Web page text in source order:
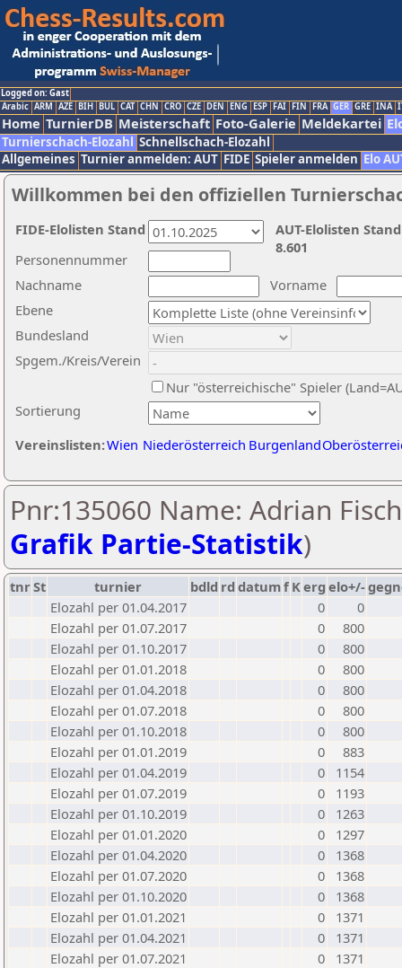
Logged on: Gast
Arabic ARM AZE BIH BUL CAT CHN CRO CZE DEN ENG ESP FAI FIN FRA GER GRE INA
Home TurnierDB Meisterschaft Foto-Galerie Meldekartei
Turnierschach-Elozahl Schnellschach-Elozahl
Allgemeines Turnier anmelden: AUT FIDE Spieler anmelden Elo
Willkommen bei den offiziellen
Nachname
Vorname
Ebene
Sortierung
Personennummer
Bundesland
Spgem./Kreis/Verein
Nur "österreichische" Spieler
Vereinslisten:Wien Niederösterreich Burgenland
AUT-Elolisten
8.601
FIDE-Elolisten Stand
Pnr:135060 Name: Adrian
Grafik Partie-Statistik)
tnrSt turnier bdld rd datumf Kerg elo+/-
Elozahl per 01.04.2017
0
0
Elozahl per 01.07.2017
0
800
Elozahl per 01.10.2017
0
800
Elozahl per 01.01.2018
0
800
Elozahl per 01.04.2018
0
800
Elozahl per 01.07.2018
0
800
Elozahl per 01.10.2018
0
800
Elozahl per 01.01.2019
0
883
Elozahl per 01.04.2019
0
1154
Elozahl per 01.07.2019
0
1193
Elozahl per 01.10.2019
0
1263
Elozahl per 01.01.2020
0
1297
Elozahl per 01.04.2020
0
1368
Elozahl per 01.07.2020
0
1368
Elozahl per 01.10.2020
0
1368
Elozahl per 01.01.2021
0
1371
Elozahl per 01.04.2021
0
1371
Elozahl per 01.07.2021
0
1371